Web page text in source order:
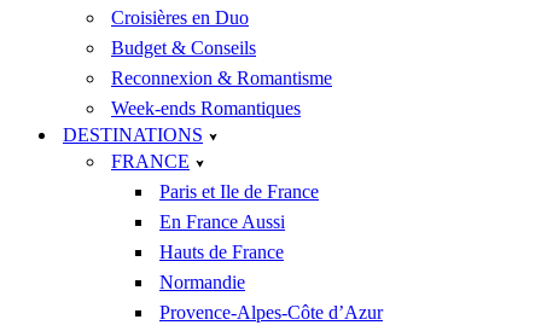
Croisières en Duo
Budget & Conseils
Reconnexion & Romantisme
Week-ends Romantiques
DESTINATIONS
FRANCE
Paris et Ile de France
En France Aussi
Hauts de France
Normandie
Provence-Alpes-Côte d’Azur